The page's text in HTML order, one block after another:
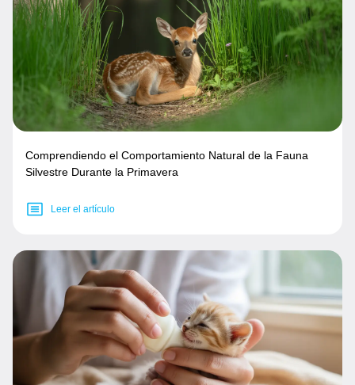
Comprendiendo el Comportamiento Natural de la Fauna
Silvestre Durante la Primavera
Leer el artículo